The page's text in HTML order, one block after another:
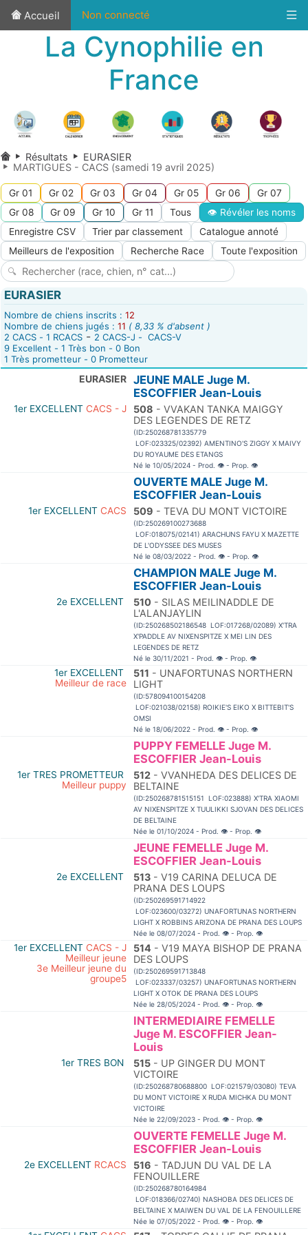
Accueil Non connecté
La Cynophilie en
France
Résultats
EURASIER
MARTIGUES - CACS (samedi 19 avril 2025)
👁 Révéler les noms
Enregistre CSV
Trier par classement
Catalogue annoté
Meilleurs de l'exposition
Recherche Race Toute l'exposition
Gr 01 Gr 02 Gr 03 Gr 04 Gr 05 Gr 06
Gr 07
Gr 08
Gr 09 Gr 10 Gr 11 Tous
EURASIER
Nombre de chiens inscrits : 12
Nombre de chiens jugés : 11 ( 8,33 % d'absent )
2 CACS - 1 RCACS - 2 CACS-J - CACS-V
9 Excellent - 1 Très bon - 0 Bon
1 Très prometteur - 0 Prometteur
EURASIER JEUNE MALE Juge M.
ESCOFFIER Jean-Louis
1er EXCELLENT CACS - J 508 - VVAKAN TANKA MAIGGY
DES LEGENDES DE RETZ
(ID:250268781335779
LOF:023325/02392) AMENTINO'S ZIGGY X MAIVY
DU ROYAUME DES ETANGS
Né le 10/05/2024 - Prod. 👁 - Prop. 👁
OUVERTE MALE Juge M.
ESCOFFIER Jean-Louis
1er EXCELLENT CACS 509 - TEVA DU MONT VICTOIRE
(ID:250269100273688
LOF:018075/02141) ARACHUNS FAYU X MAZETTE
DE L'ODYSSEE DES MUSES
Né le 08/03/2022 - Prod. 👁 - Prop. 👁
CHAMPION MALE Juge M.
ESCOFFIER Jean-Louis
2e EXCELLENT 510 - SILAS MEILINADDLE DE
L'ALANJAYLIN
(ID:250268502186548 LOF:017268/02089) X'TRA
X'PADDLE AV NIXENSPITZE X MEI LIN DES
LEGENDES DE RETZ
Né le 30/11/2021 - Prod. 👁 - Prop. 👁
1er EXCELLENT
Meilleur de race
511 - UNAFORTUNAS NORTHERN
LIGHT
(ID:578094100154208
LOF:021038/02158) ROIKIE'S EIKO X BITTEBIT'S
OMSI
Né le 18/06/2022 - Prod. 👁 - Prop. 👁
PUPPY FEMELLE Juge M.
ESCOFFIER Jean-Louis
1er TRES PROMETTEUR
Meilleur puppy
512 - VVANHEDA DES DELICES DE
BELTAINE
(ID:250268781515151 LOF:023888) X'TRA XIAOMI
AV NIXENSPITZE X TUULIKKI SJOVAN DES DELICES
DE BELTAINE
Née le 01/10/2024 - Prod. 👁 - Prop. 👁
JEUNE FEMELLE Juge M.
ESCOFFIER Jean-Louis
2e EXCELLENT 513 - V19 CARINA DELUCA DE
PRANA DES LOUPS
(ID:250269591714922
LOF:023600/03272) UNAFORTUNAS NORTHERN
LIGHT X ROBBINS ARIZONA DE PRANA DES LOUPS
Née le 08/07/2024 - Prod. 👁 - Prop. 👁
1er EXCELLENT CACS - J
Meilleur jeune
3e Meilleur jeune du
groupe5
514 - V19 MAYA BISHOP DE PRANA
DES LOUPS
(ID:250269591713848
LOF:023337/03257) UNAFORTUNAS NORTHERN
LIGHT X OTOK DE PRANA DES LOUPS
Née le 28/05/2024 - Prod. 👁 - Prop. 👁
INTERMEDIAIRE FEMELLE
Juge M. ESCOFFIER Jean-
Louis
1er TRES BON 515 - UP GINGER DU MONT
VICTOIRE
(ID:250268780688800 LOF:021579/03080) TEVA
DU MONT VICTOIRE X RUDA MICHKA DU MONT
VICTOIRE
Née le 22/09/2023 - Prod. 👁 - Prop. 👁
OUVERTE FEMELLE Juge M.
ESCOFFIER Jean-Louis
2e EXCELLENT RCACS 516 - TADJUN DU VAL DE LA
FENOUILLERE
(ID:250268780164984
LOF:018366/02740) NASHOBA DES DELICES DE
BELTAINE X MAIWEN DU VAL DE LA FENOUILLERE
Née le 07/05/2022 - Prod. 👁 - Prop. 👁